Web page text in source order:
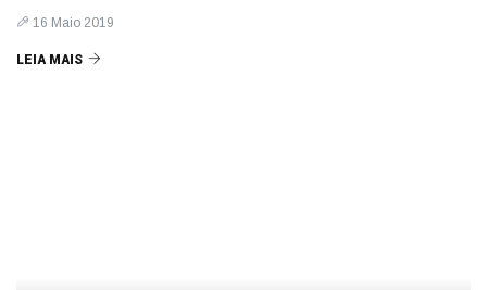
16 Maio 2019
LEIA MAIS